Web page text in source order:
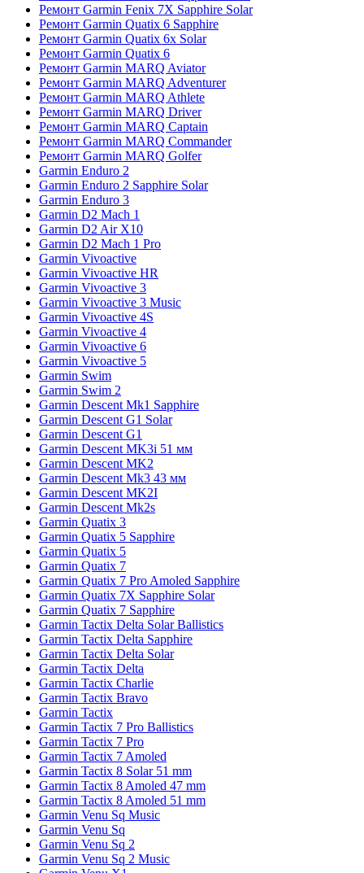
Ремонт Garmin Fenix 7X Sapphire Solar
Ремонт Garmin Quatix 6 Sapphire
Ремонт Garmin Quatix 6x Solar
Ремонт Garmin Quatix 6
Ремонт Garmin MARQ Aviator
Ремонт Garmin MARQ Adventurer
Ремонт Garmin MARQ Athlete
Ремонт Garmin MARQ Driver
Ремонт Garmin MARQ Captain
Ремонт Garmin MARQ Commander
Ремонт Garmin MARQ Golfer
Garmin Enduro 2
Garmin Enduro 2 Sapphire Solar
Garmin Enduro 3
Garmin D2 Mach 1
Garmin D2 Air X10
Garmin D2 Mach 1 Pro
Garmin Vivoactive
Garmin Vivoactive HR
Garmin Vivoactive 3
Garmin Vivoactive 3 Music
Garmin Vivoactive 4S
Garmin Vivoactive 4
Garmin Vivoactive 6
Garmin Vivoactive 5
Garmin Swim
Garmin Swim 2
Garmin Descent Mk1 Sapphire
Garmin Descent G1 Solar
Garmin Descent G1
Garmin Descent MK3i 51 мм
Garmin Descent MK2
Garmin Descent Mk3 43 мм
Garmin Descent MK2I
Garmin Descent Mk2s
Garmin Quatix 3
Garmin Quatix 5 Sapphire
Garmin Quatix 5
Garmin Quatix 7
Garmin Quatix 7 Pro Amoled Sapphire
Garmin Quatix 7X Sapphire Solar
Garmin Quatix 7 Sapphire
Garmin Tactix Delta Solar Ballistics
Garmin Tactix Delta Sapphire
Garmin Tactix Delta Solar
Garmin Tactix Delta
Garmin Tactix Charlie
Garmin Tactix Bravo
Garmin Tactix
Garmin Tactix 7 Pro Ballistics
Garmin Tactix 7 Pro
Garmin Tactix 7 Amoled
Garmin Tactix 8 Solar 51 mm
Garmin Tactix 8 Amoled 47 mm
Garmin Tactix 8 Amoled 51 mm
Garmin Venu Sq Music
Garmin Venu Sq
Garmin Venu Sq 2
Garmin Venu Sq 2 Music